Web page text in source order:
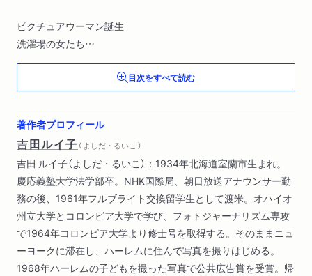
ピクチュアウーマン誕生
洗濯場の女たち
ワーラーメーロン
ピクチュアウーマン誕生
鳥肌がたつくらい興奮した
ハーレムのジャズマン
白いキャデラックと黒いピンプ（ポン引き）
ハーレムのシンデレラは売春婦
私は差別の複雑さの中にいた
黒と白
黄と黒と白
目次をすべて読む
著作者プロフィール
吉田ルイ子 （ よしだ・るいこ ）
吉田 ルイ子（よしだ・るいこ）：1934年北海道室蘭市生まれ。
慶応義塾大学法学部卒。NHK国際局、朝日放送アナウンサー勤
務の後、1961年フルブライト交換留学生として渡米。オハイオ
州立大学とコロンビア大学で学び、フォトジャーナリズム専攻
で1964年コロンビア大学より修士号を取得する。そのままニュ
ーヨークに滞在し、ハーレムに住んで写真を撮りはじめる。
1968年ハーレムの子どもを撮った写真で公共広告賞を受賞。帰